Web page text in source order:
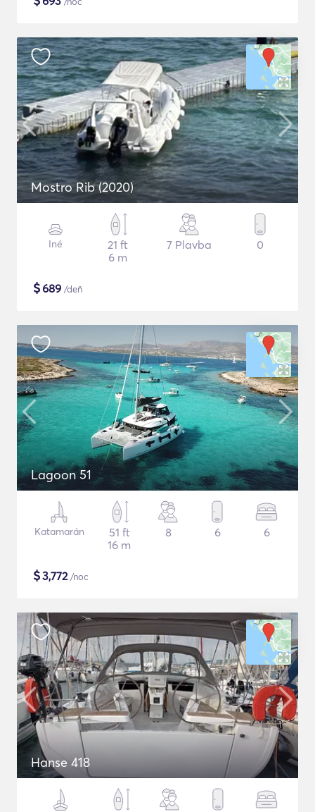
Mostro Rib (2020)
Iné
21 ft
6 m
7 Plavba 0
$689 /deň
Lagoon 51
Katamarán
51 ft
16 m
8 6 6
$3,772/noc
Hanse 418